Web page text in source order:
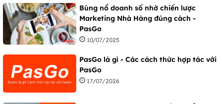
Bùng nổ doanh số nhờ chiến lược
Marketing Nhà Hàng đúng cách -
PasGo
10/07/2025
PasGo là gì - Các cách thức hợp tác với
PasGo
17/07/2026